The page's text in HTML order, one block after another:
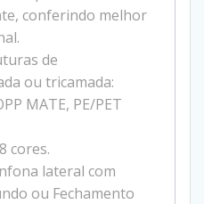
conferindo melhor
de
ou tricamada:
MATE, PE/PET
cores.
lateral com
ou Fechamento